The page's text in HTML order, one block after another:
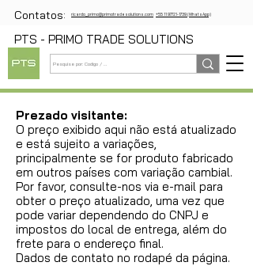
Contatos: ricardo_primo@primotradesolutions.com +55 11 97721-1739 (WhatsApp)
PTS - PRIMO TRADE SOLUTIONS
Prezado visitante:
O preço exibido aqui não está atualizado
e está sujeito a variações,
principalmente se for produto fabricado
em outros países com variação cambial.
Por favor, consulte-nos via e-mail para
obter o preço atualizado, uma vez que
pode variar dependendo do CNPJ e
impostos do local de entrega, além do
frete para o endereço final.
Dados de contato no rodapé da página.